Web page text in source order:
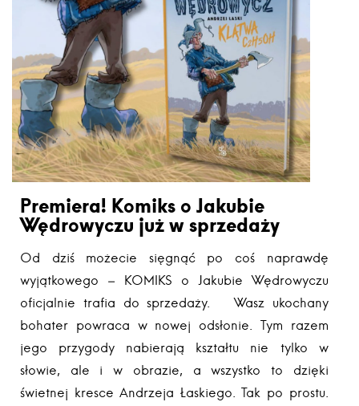
Premiera! Komiks o Jakubie
Wędrowyczu już w sprzedaży
Od dziś możecie sięgnąć po coś naprawdę
wyjątkowego – KOMIKS o Jakubie Wędrowyczu
oficjalnie trafia do sprzedaży. Wasz ukochany
bohater powraca w nowej odsłonie. Tym razem
jego przygody nabierają kształtu nie tylko w
słowie, ale i w obrazie, a wszystko to dzięki
świetnej kresce Andrzeja Łaskiego. Tak po prostu.